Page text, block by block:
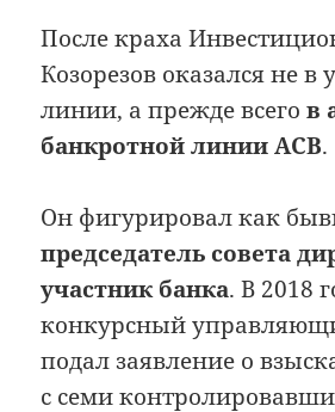
После краха
Козорезов оказался не в
линии, а прежде всегов
банкротной линии АСВ.
Он фигурировал как
председатель совета
участник банка. В 2018
конкурсный
подал заявление о
с семи